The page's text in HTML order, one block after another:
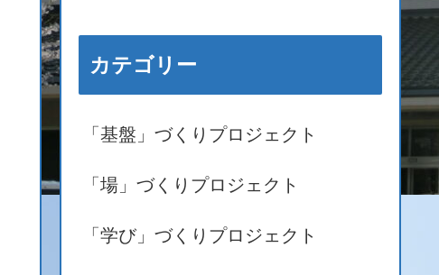
カテゴリー
「基盤」づくりプロジェクト
「場」づくりプロジェクト
「学び」づくりプロジェクト